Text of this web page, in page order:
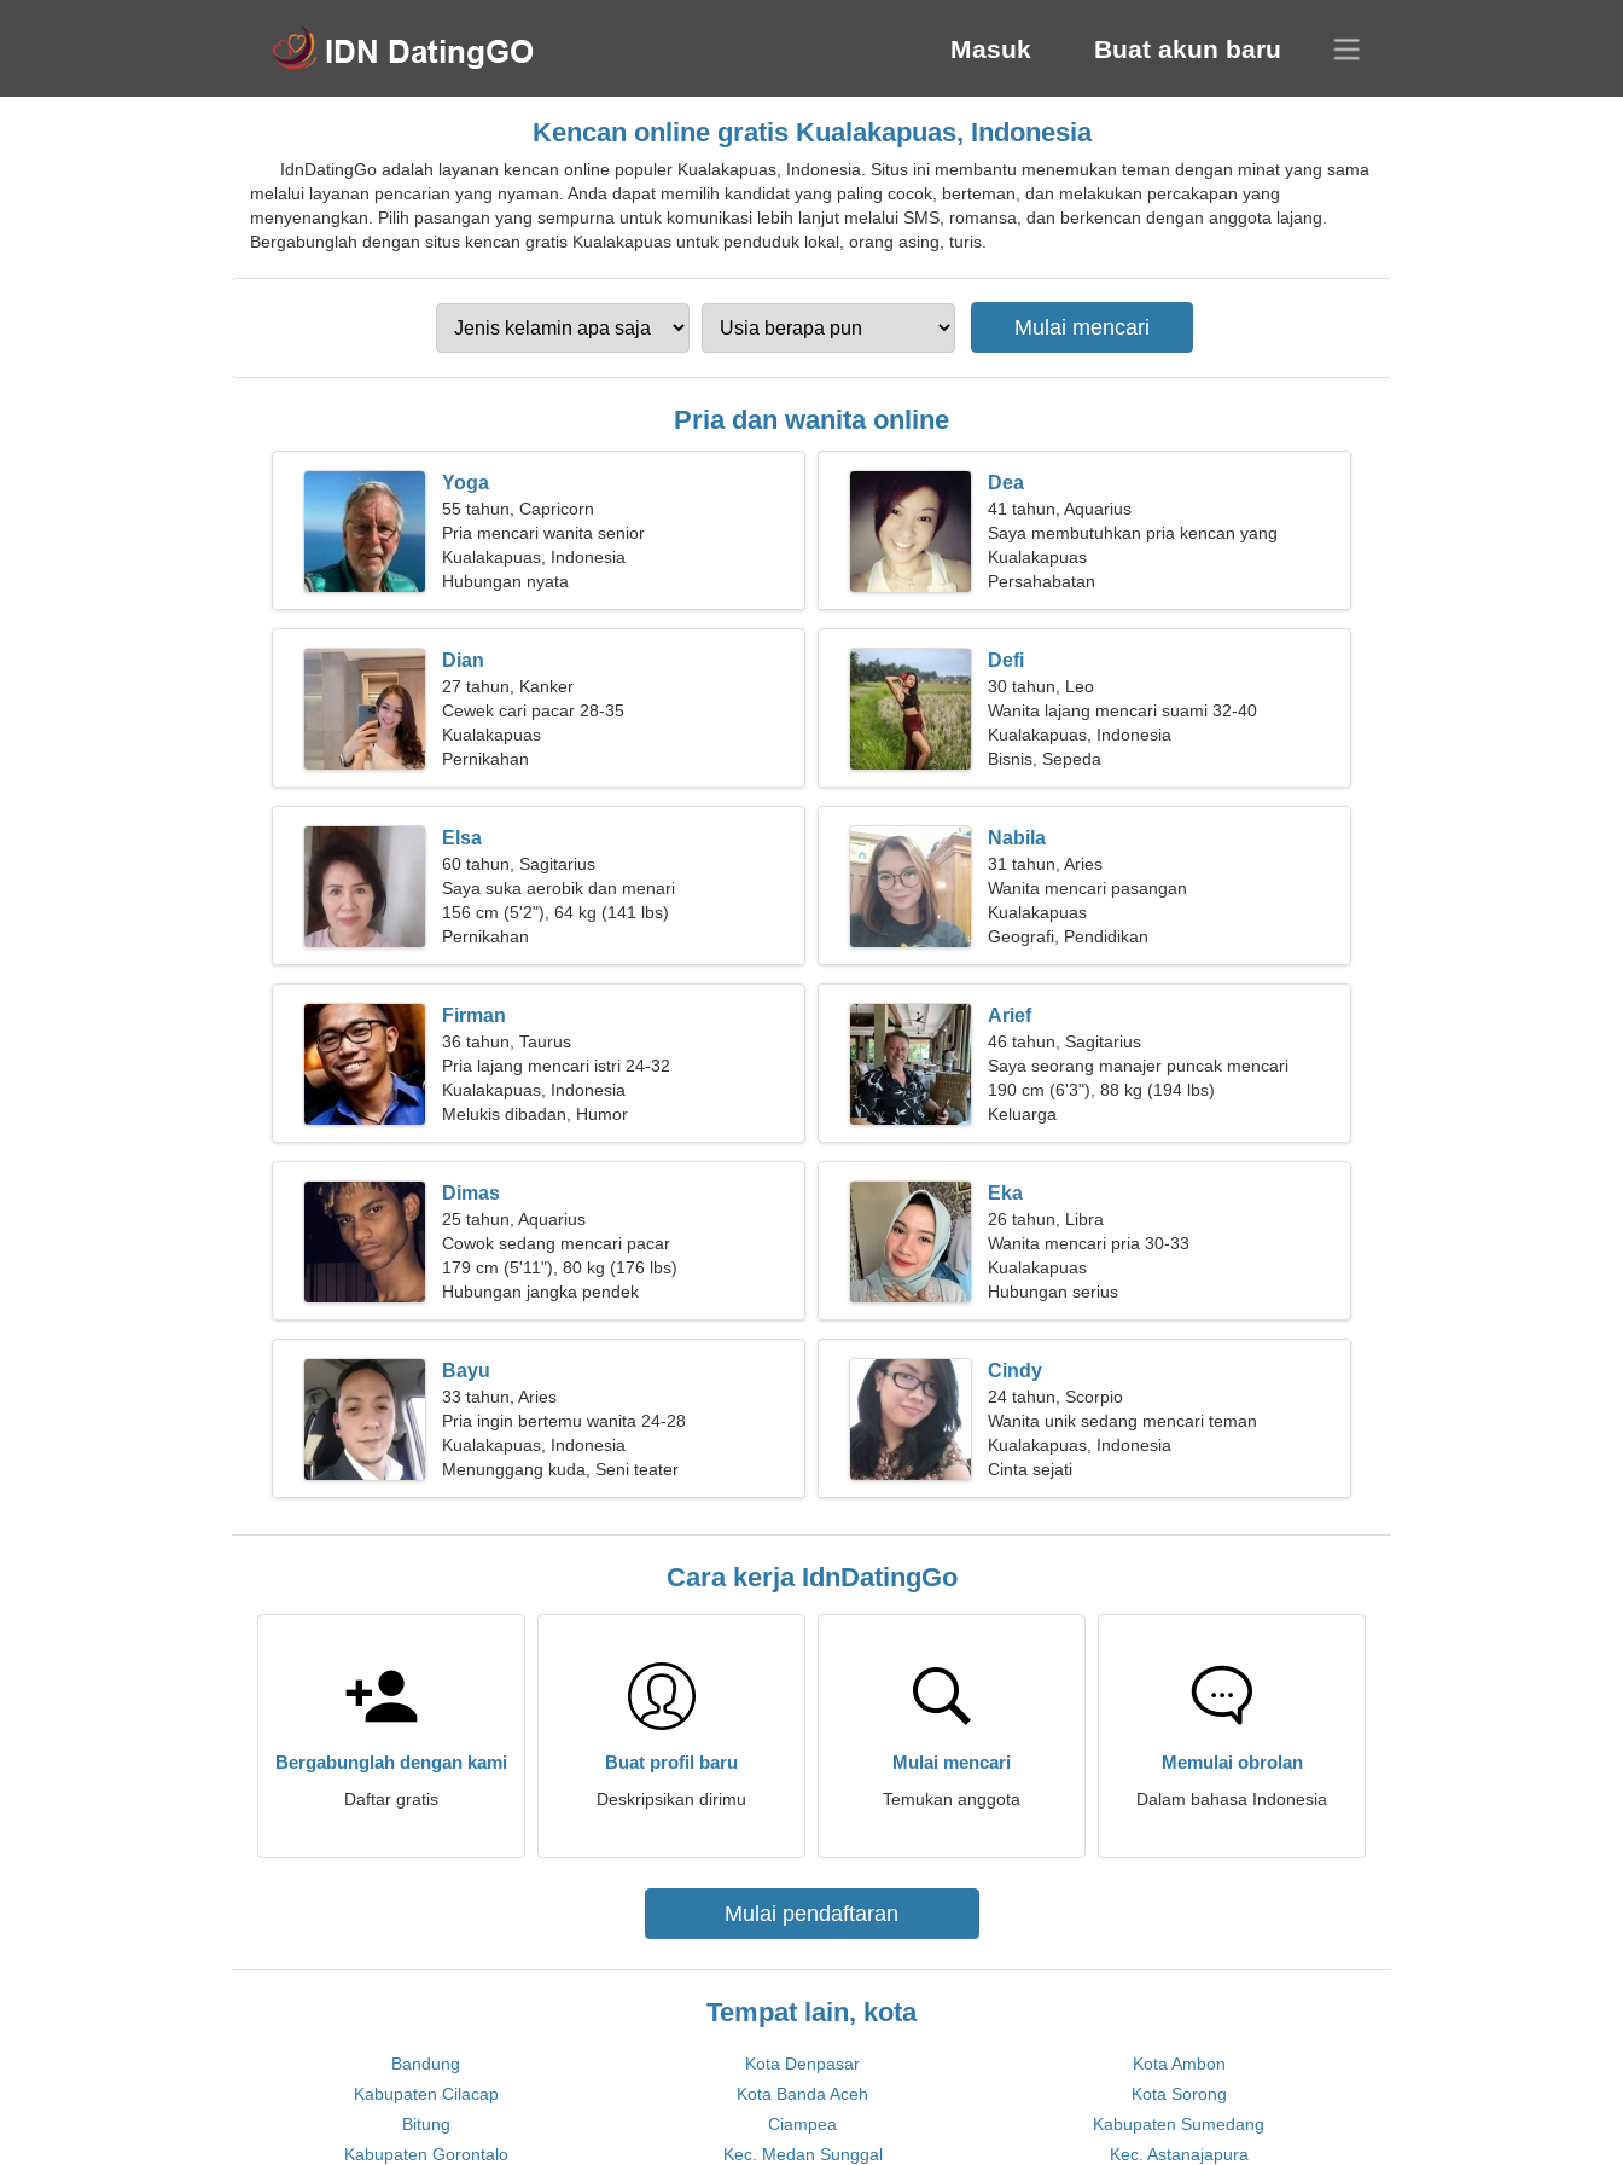
Masuk Buat akun baru
Kencan online gratis Kualakapuas, Indonesia
IdnDatingGo adalah layanan kencan online populer Kualakapuas, Indonesia. Situs ini membantu menemukan teman dengan minat yang sama
melalui layanan pencarian yang nyaman. Anda dapat memilih kandidat yang paling cocok, berteman, dan melakukan percakapan yang
menyenangkan. Pilih pasangan yang sempurna untuk komunikasi lebih lanjut melalui SMS, romansa, dan berkencan dengan anggota lajang.
Bergabunglah dengan situs kencan gratis Kualakapuas untuk penduduk lokal, orang asing, turis.
Pria dan wanita online
Yoga
55 tahun, Capricorn
Pria mencari wanita senior
Kualakapuas, Indonesia
Hubungan nyata
Dea
41 tahun, Aquarius
Saya membutuhkan pria kencan yang
memiliki tujuan
Kualakapuas
Persahabatan
Dian
27 tahun, Kanker
Cewek cari pacar 28-35
Kualakapuas
Pernikahan
Defi
30 tahun, Leo
Wanita lajang mencari suami 32-40
Kualakapuas, Indonesia
Bisnis, Sepeda
Elsa
60 tahun, Sagitarius
Saya suka aerobik dan menari
156 cm (5'2"), 64 kg (141 lbs)
Pernikahan
Nabila
31 tahun, Aries
Wanita mencari pasangan
Kualakapuas
Geografi, Pendidikan
Firman
36 tahun, Taurus
Pria lajang mencari istri 24-32
Kualakapuas, Indonesia
Melukis dibadan, Humor
Arief
46 tahun, Sagitarius
Saya seorang manajer puncak mencari
seorang wanita yang menyenangkan
190 cm (6'3"), 88 kg (194 lbs)
Keluarga
Dimas
25 tahun, Aquarius
Cowok sedang mencari pacar
179 cm (5'11"), 80 kg (176 lbs)
Hubungan jangka pendek
Eka
26 tahun, Libra
Wanita mencari pria 30-33
Kualakapuas
Hubungan serius
Bayu
33 tahun, Aries
Pria ingin bertemu wanita 24-28
Kualakapuas, Indonesia
Menunggang kuda, Seni teater
Cindy
24 tahun, Scorpio
Wanita unik sedang mencari teman
Kualakapuas, Indonesia
Cinta sejati
Cara kerja IdnDatingGo
Bergabunglah dengan kami
Daftar gratis
Buat profil baru
Deskripsikan dirimu
Mulai mencari
Temukan anggota
Memulai obrolan
Dalam bahasa Indonesia
Mulai pendaftaran
Tempat lain, kota
Bandung Kota Denpasar
Kota Ambon
Kabupaten Cilacap
Kota Banda Aceh
Kota Sorong
Bitung
Ciampea
Kabupaten Sumedang
Kabupaten Gorontalo
Kec. Medan Sunggal Kec. Astanajapura